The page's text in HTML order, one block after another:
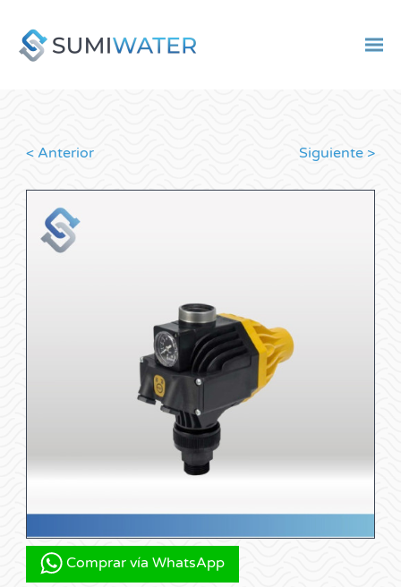
< Anterior Siguiente >
Comprar vía WhatsApp